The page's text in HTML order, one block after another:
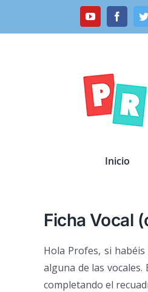
YouTube
Inicio
Ficha Vocal
Hola Profes, si
alguna de las
completando el